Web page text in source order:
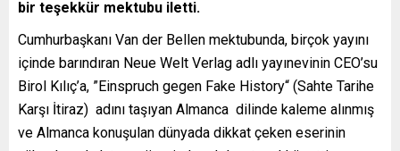
bir teşekkür mektubu iletti.
Cumhurbaşkanı Van der Bellen mektubunda, birçok yayını
içinde barındıran Neue Welt Verlag adlı yayınevinin CEO’su
Birol Kılıç’a, ”Einspruch gegen Fake History“ (Sahte Tarihe
Karşı İtiraz) adını taşıyan Almanca dilinde kaleme alınmış
ve Almanca konuşulan dünyada dikkat çeken eserinin